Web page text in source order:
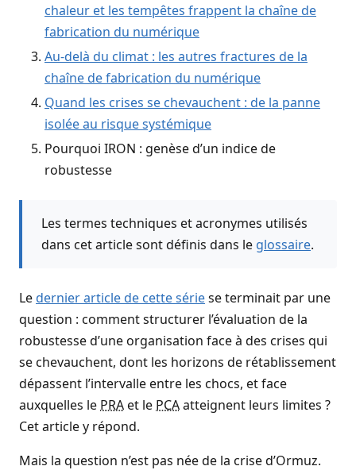
chaleur et les tempêtes frappent la chaîne de
fabrication du numérique
Au-delà du climat : les autres fractures de la
chaîne de fabrication du numérique
Quand les crises se chevauchent : de la panne
isolée au risque systémique
Pourquoi IRON : genèse d’un indice de
robustesse
Les termes techniques et acronymes utilisés
dans cet article sont définis dans le glossaire.
Ledernier article de cette sériese terminait par une
question : comment structurer l’évaluation de la
robustesse d’une organisation face à des crises qui
se chevauchent, dont les horizons de rétablissement
dépassent l’intervalle entre les chocs, et face
auxquelles le PRAet le PCAatteignent leurs limites ?
Cet article y répond.
Mais la question n’est pas née de la crise d’Ormuz.